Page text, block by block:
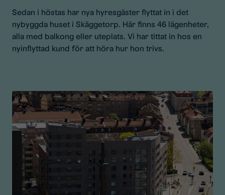
Sedan i höstas har nya hyresgäster flyttat in i det
nybyggda huset i Skäggetorp. Här finns 46 lägenheter,
alla med balkong eller uteplats. Vi har tittat in hos en
nyinflyttad kund för att höra hur hon trivs.